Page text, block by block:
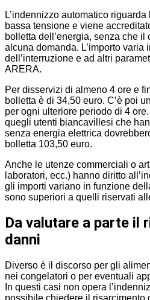
L’indennizzo automatico
bassa tensione e viene
bolletta dell’energia, senza che
alcuna domanda. L’importo varia
dell’interruzione e ad altri
ARERA.
Per disservizi di almeno 4 ore e
bolletta è di 34,50 euro. C’è poi
per ogni ulteriore periodo di 4
quegli utenti biancavillesi che
senza energia elettrica
bolletta 103,50 euro.
Anche le utenze commerciali o
laboratori, ecc.) hanno diritto
gli importi variano in funzione
sono superiori a quelli riservati
Da valutare a parte il
danni
Diverso è il discorso per gli
nei congelatori o per eventuali
In questi casi non opera